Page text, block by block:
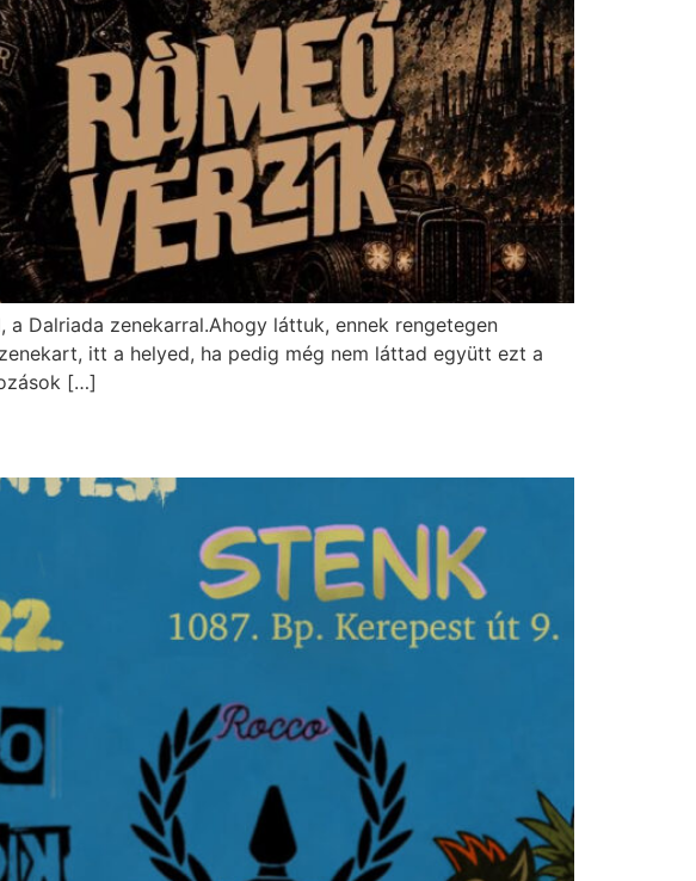
Dalriada zenekarral.Ahogy láttuk, ennek rengetegen
itt a helyed, ha pedig még nem láttad együtt ezt a
[…]